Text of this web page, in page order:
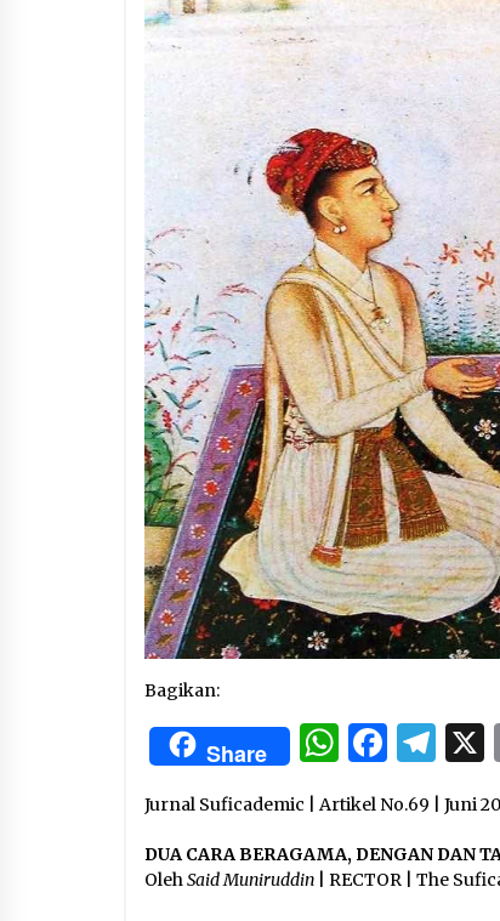
3 months ago
Manajemen “Qaddamat
Menjadi Manusia Visioner
Beretika
3 months ago
Said Muniruddin Beri
Motivasi untuk 179 Guru
Disdikbud Kota Banda Aceh
4 months ago
Bagikan:
Share
Jurnal Suficademic | Artikel No.69 | Juni
DUA CARA BERAGAMA, DENGAN DAN
OlehSaid Muniruddin | RECTOR | The